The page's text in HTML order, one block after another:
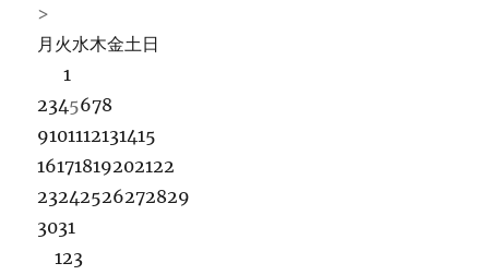
>
月 火水木金土 日
1
2345678
9101112131415
16171819202122
23242526272829
3031
123